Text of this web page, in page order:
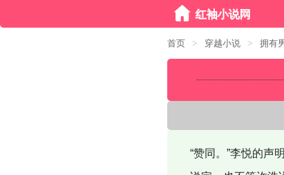
首页 > 穿越小说 > 拥有
“赞同。”李悦的声